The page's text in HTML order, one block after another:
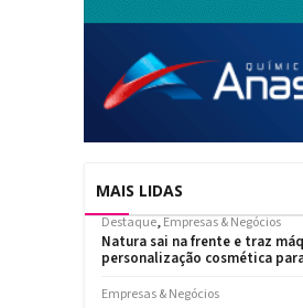
MAIS LIDAS